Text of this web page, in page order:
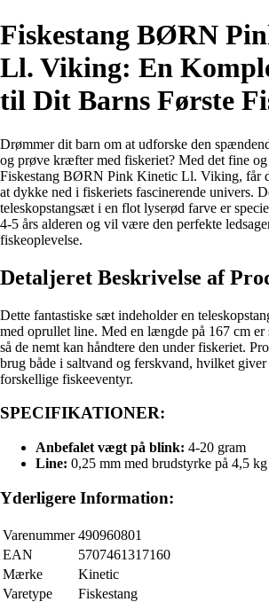
Fiskestang BØRN
Ll. Viking: En
til Dit Barns Første
Drømmer dit barn om at udforske den
og prøve kræfter med fiskeriet? Med det fine
Fiskestang BØRN Pink Kinetic Ll. Viking, får
at dykke ned i fiskeriets fascinerende univers.
teleskopstangsæt i en flot lyserød farve er
4-5 års alderen og vil være den perfekte
fiskeoplevelse.
Detaljeret Beskrivelse af
Dette fantastiske sæt indeholder en
med oprullet line. Med en længde på 167 cm er
så de nemt kan håndtere den under fiskeriet.
brug både i saltvand og ferskvand, hvilket
forskellige fiskeeventyr.
SPECIFIKATIONER:
Anbefalet vægt på blink: 4-20 gram
Line: 0,25 mm med brudstyrke på 4,5 kg
Yderligere Information:
Varenummer 490960801
EAN
5707461317160
Mærke
Kinetic
Varetype
Fiskestang